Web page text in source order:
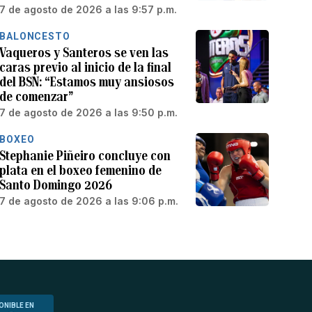
7 de agosto de 2026 a las 9:57 p.m.
BALONCESTO
Vaqueros y Santeros se ven las
caras previo al inicio de la final
del BSN: “Estamos muy ansiosos
de comenzar”
7 de agosto de 2026 a las 9:50 p.m.
BOXEO
Stephanie Piñeiro concluye con
plata en el boxeo femenino de
Santo Domingo 2026
7 de agosto de 2026 a las 9:06 p.m.
EN